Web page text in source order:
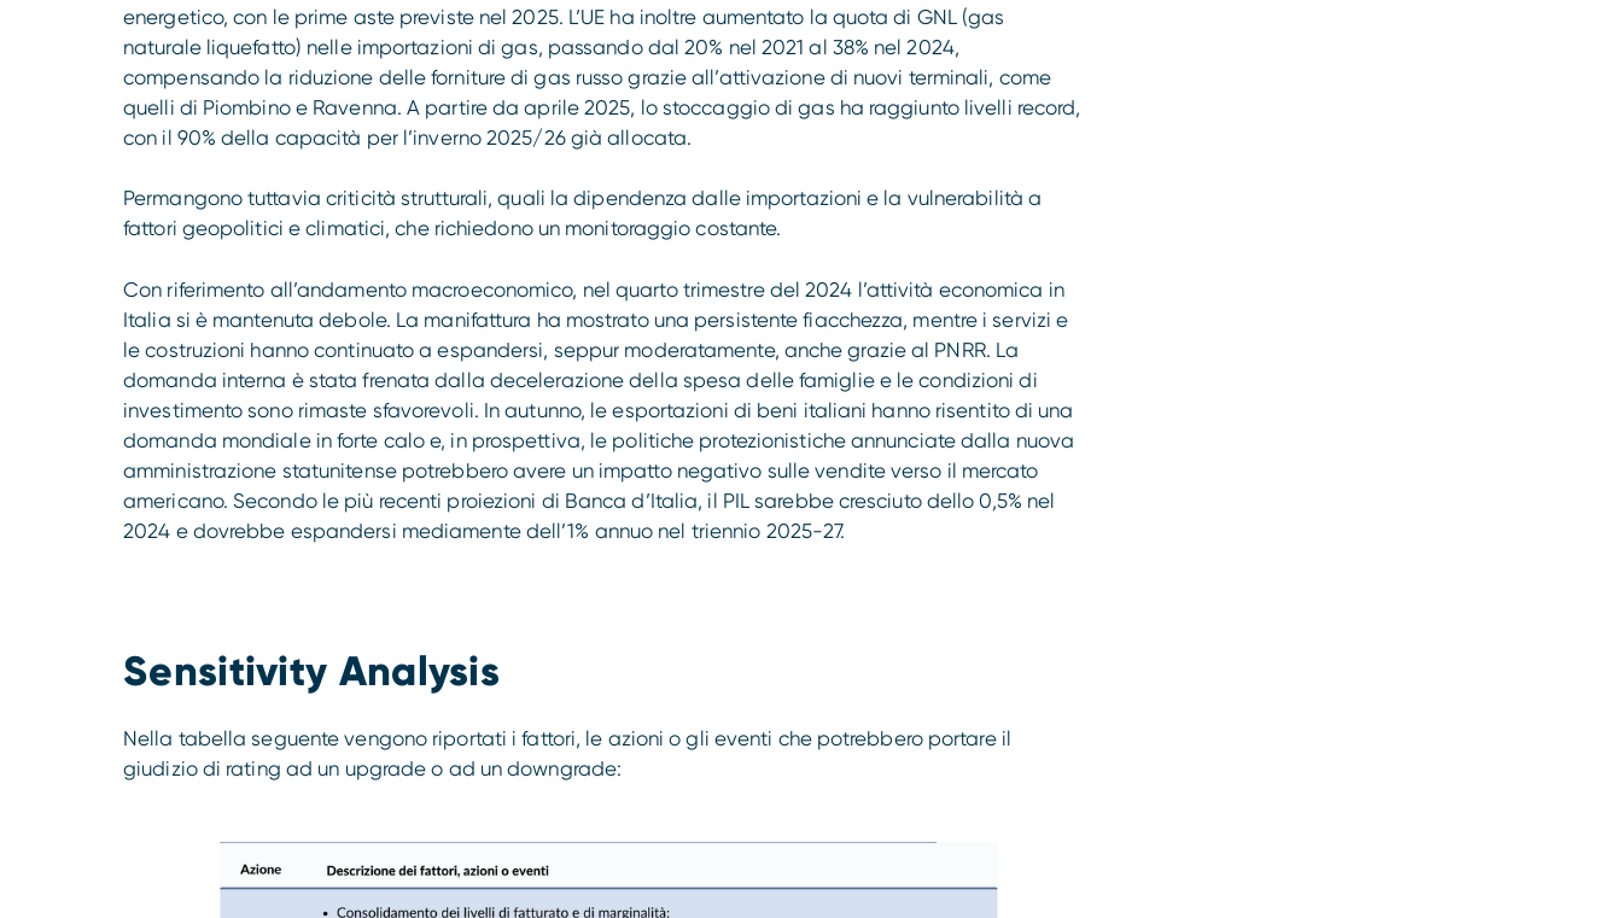
energetico, con le prime aste previste nel 2025. L’UE ha inoltre aumentato la quota di GNL (gas
naturale liquefatto) nelle importazioni di gas, passando dal 20% nel 2021 al 38% nel 2024,
compensando la riduzione delle forniture di gas russo grazie all’attivazione di nuovi terminali, come
quelli di Piombino e Ravenna. A partire da aprile 2025, lo stoccaggio di gas ha raggiunto livelli record,
con il 90% della capacità per l’inverno 2025/26 già allocata.
Permangono tuttavia criticità strutturali, quali la dipendenza dalle importazioni e la vulnerabilità a
fattori geopolitici e climatici, che richiedono un monitoraggio costante.
Con riferimento all’andamento macroeconomico, nel quarto trimestre del 2024 l’attività economica in
Italia si è mantenuta debole. La manifattura ha mostrato una persistente fiacchezza, mentre i servizi e
le costruzioni hanno continuato a espandersi, seppur moderatamente, anche grazie al PNRR. La
domanda interna è stata frenata dalla decelerazione della spesa delle famiglie e le condizioni di
investimento sono rimaste sfavorevoli. In autunno, le esportazioni di beni italiani hanno risentito di una
domanda mondiale in forte calo e, in prospettiva, le politiche protezionistiche annunciate dalla nuova
amministrazione statunitense potrebbero avere un impatto negativo sulle vendite verso il mercato
americano. Secondo le più recenti proiezioni di Banca d’Italia, il PIL sarebbe cresciuto dello 0,5% nel
2024 e dovrebbe espandersi mediamente dell’1% annuo nel triennio 2025-27.
Sensitivity Analysis
Nella tabella seguente vengono riportati i fattori, le azioni o gli eventi che potrebbero portare il
giudizio di rating ad un upgrade o ad un downgrade: